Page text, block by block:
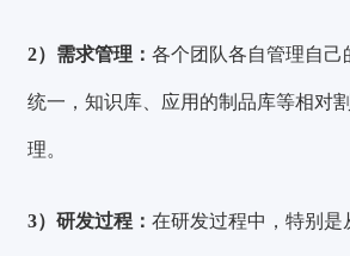
2）需求管理：各个团队各自管理自己
统一，知识库、应用的制品库等相对
理。
3）研发过程：在研发过程中，特别是